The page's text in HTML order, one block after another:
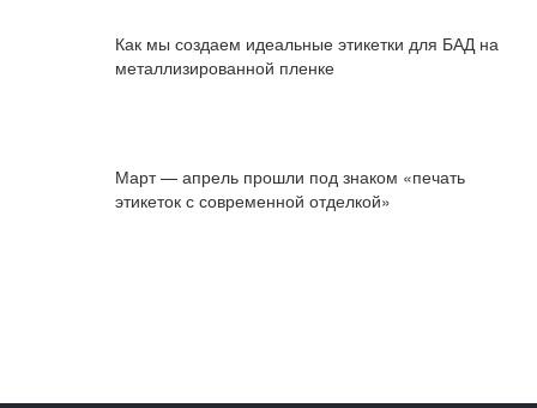
Как мы создаем идеальные этикетки для БАД на
металлизированной пленке
Март — апрель прошли под знаком «печать
этикеток с современной отделкой»